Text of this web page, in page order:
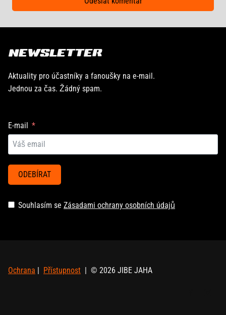
NEWSLETTER
Aktuality pro účastníky a fanoušky na e-mail.
Jednou za čas. Žádný spam.
E-mail
ODEBÍRAT
Souhlasím se Zásadami ochrany osobních údajů
Ochrana | Přístupnost | © 2026 JIBE JAHA